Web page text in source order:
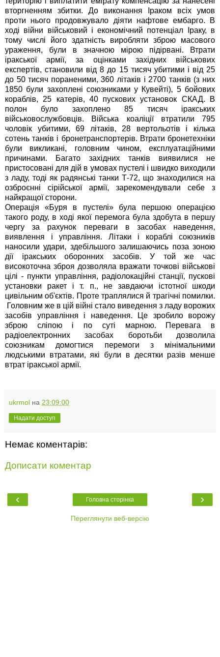
вторгненням збитки. До виконання Іраком всіх умов
проти нього продовжувало діяти нафтове ембарго.
В
ході війни військовий і економічний потенціал Іраку, в
тому числі його здатність виробляти зброю масового
ураження, були в значною мірою підірвані. Втрати
іракської армії, за оцінками західних військових
експертів, становили від 8 до 15 тисяч убитими і від 25
до 50 тисяч пораненими, 360 літаків і 2700 танків (з них
1850 були захоплені союзниками у Кувейті), 5 бойових
кораблів, 25 катерів, 40 пускових установок СКАД. В
полон було захоплено 85 тисяч іракських
військовослужбовців. Війська коаліції втратили 795
чоловік убитими, 69 літаків, 28 вертольотів і кілька
сотень танків і бронетранспортерів. Втрати бронетехніки
були викликані, головним чином, експлуатаційними
причинами. Багато західних танків виявилися не
пристосовані для дій в умовах пустелі і швидко виходили
з ладу, тоді як радянські танки Т-72, що знаходилися на
озброєнні сірійської армії, зарекомендували себе з
найкращої сторони.
Операція «Буря в пустелі» була першою операцією
такого роду, в ході якої перемога була здобута в першу
чергу за рахунок переваги в засобах наведення,
виявлення і управління. Літаки і кораблі союзників
наносили удари, здебільшого залишаючись поза зоною
дії іракських оборонних засобів. У той же час
високоточна зброя дозволяла вражати точкові військові
цілі - пункти управління, радіолокаційні станції, пускові
установки ракет і т. п., не завдаючи істотної шкоди
цивільним об'єктів. Проте траплялися й трагічні помилки.
Головним же в цій війні стало виведення з ладу ворожих
засобів управління і наведення. Це зробило ворожу
зброю сліпою і по суті марною. Перевага в
радіоелектронних засобах боротьби дозволила
союзникам домогтися перемоги з мінімальними
людськими втратами, які були в десятки разів менше
втрат іракської армії.
ukrmol на 23:09:00
Надати доступ
Немає коментарів:
Дописати коментар
‹ ›
Головна сторінка
Переглянути веб-версію